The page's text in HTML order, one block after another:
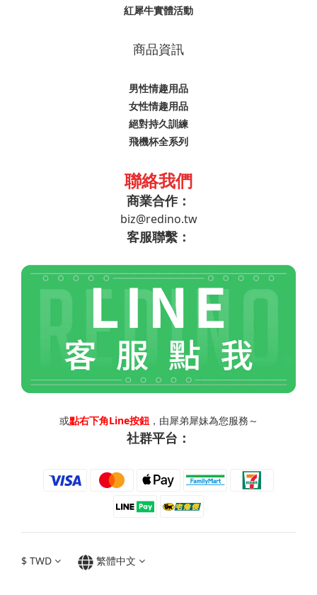
紅犀牛實體活動
商品資訊
男性情趣用品
女性情趣用品
絕對持久訓練
飛機杯全系列
聯絡我們
商業合作：
biz@redino.tw
客服聯繫：
或點右下角Line按鈕，由犀弟犀妹為您服務～
社群平台：
$ TWD 繁體中文